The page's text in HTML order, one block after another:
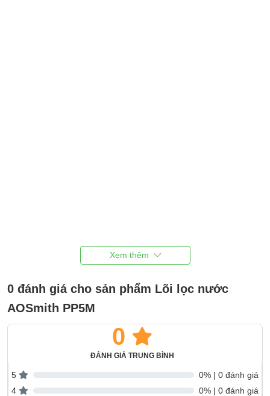
0 đánh giá cho sản phẩm Lõi lọc nước
AOSmith PP5M
0
ĐÁNH GIÁ TRUNG BÌNH
5
0% | 0 đánh giá
4
0% | 0 đánh giá